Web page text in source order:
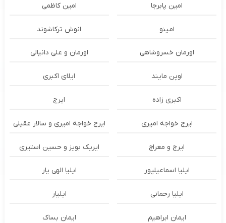
امین پابرجا امین کاظمی
امینو انوش ترکاشوند
اورمان خسروشاهی اورمان و علی دانیالی
اوپن مایند ايلاى اكبرى
اکبری زاده ایرج
ایرج خواجه امیری ایرج خواجه امیری و سالار عقیلی
ایرج و معراج ایریک بویز و حسین استیری
ایلیا اسماعیلپور ایلیا الهی یار
ایلیا رحمانی ایلیار
ایمان ابراهیم ایمان بساک